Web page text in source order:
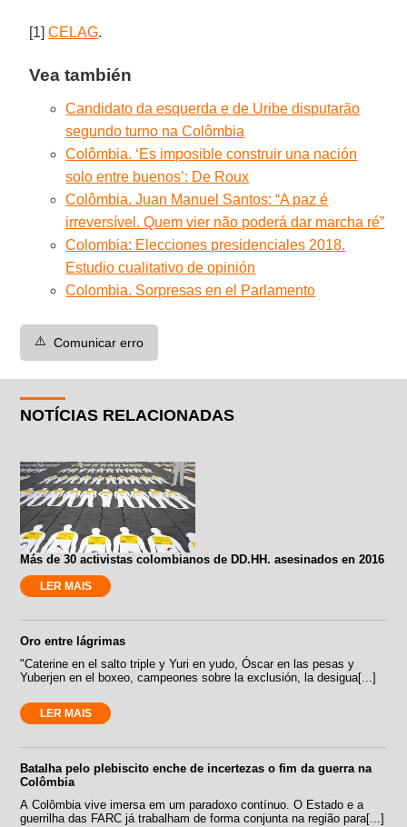
[1]CELAG.
Vea también
Candidato da esquerda e de Uribe disputarão
segundo turno na Colômbia
Colômbia. ‘Es imposible construir una nación
solo entre buenos’: De Roux
Colômbia. Juan Manuel Santos: “A paz é
irreversível. Quem vier não poderá dar marcha ré”
Colombia: Elecciones presidenciales 2018.
Estudio cualitativo de opinión
Colombia. Sorpresas en el Parlamento
⚠️ Comunicar erro
NOTÍCIAS RELACIONADAS
Más de 30 activistas colombianos de DD.HH. asesinados en 2016
LER MAIS
Oro entre lágrimas
"Caterine en el salto triple y Yuri en yudo, Óscar en las pesas y
Yuberjen en el boxeo, campeones sobre la exclusión, la desigua[...]
LER MAIS
Batalha pelo plebiscito enche de incertezas o fim da guerra na
Colômbia
A Colômbia vive imersa em um paradoxo contínuo. O Estado e a
guerrilha das FARC já trabalham de forma conjunta na região para[...]